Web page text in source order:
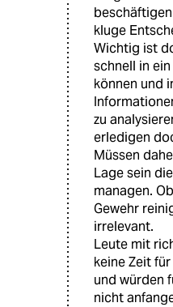
kluge
Wichtig ist
schnell in
können und
zu
erledigen
Müssen
Lage sein
managen.
Gewehr
irrelevant.
Leute mit
keine Zeit
und würden
nicht